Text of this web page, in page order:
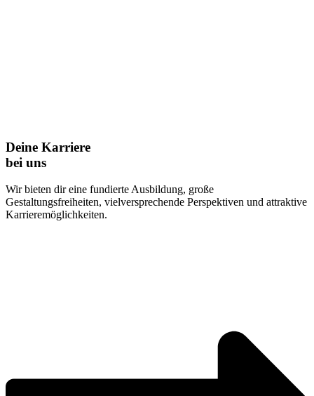
Deine Karriere
bei uns
Wir bieten dir eine fundierte Ausbildung, große
Gestaltungsfreiheiten, vielversprechende Perspektiven und attraktive
Karrieremöglichkeiten.